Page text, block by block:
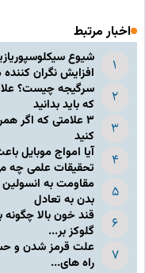
اخبار مرتبط
شیوع
افزایش نگران کننده
سرگیجه چیست؟
که باید بدانید
۳ علامتی که اگر
کنید
آیا امواج موبایل
تحقیقات علمی چه
مقاومت به
بدن به تعادل
قند خون بالا
گلوکز بر...
علت قرمز شدن و
راه های...